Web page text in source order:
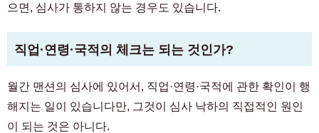
으면, 심사가 통하지 않는 경우도 있습니다.
직업·연령·국적의 체크는 되는 것인가?
월간 맨션의 심사에 있어서, 직업·연령·국적에 관한 확인이 행
해지는 일이 있습니다만, 그것이 심사 낙하의 직접적인 원인
이 되는 것은 아니다.